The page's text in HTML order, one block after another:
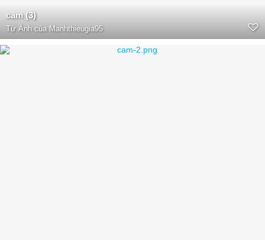
cam (3)
Từ Ảnh của Manhthieugia95